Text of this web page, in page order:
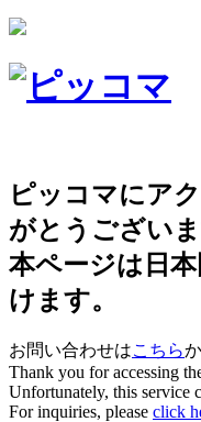
ピッコマにア
がとうございま
本ページは日
けます。
お問い合わせはこちら
Thank you for accessing
Unfortunately, this service
For inquiries, please click